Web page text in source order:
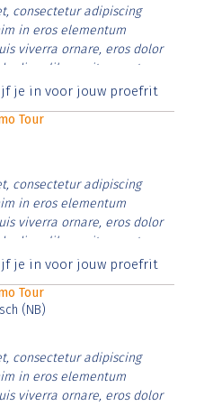
consectetur adipiscing
in eros elementum
viverra ornare, eros dolor
diam libero vitae erat.
cursus id rutrum lorem
je in voor jouw proefrit
Tour
consectetur adipiscing
in eros elementum
viverra ornare, eros dolor
diam libero vitae erat.
cursus id rutrum lorem
je in voor jouw proefrit
Tour
(NB)
consectetur adipiscing
in eros elementum
viverra ornare, eros dolor